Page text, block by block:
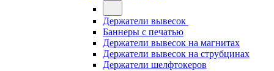
Держатели вывесок
Баннеры с печатью
Держатели вывесок на магнитах
Держатели вывесок на струбцинах
Держатели шелфтокеров